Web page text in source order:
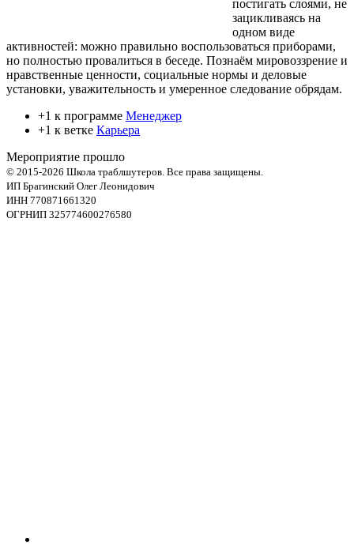
постигать слоями, не
зацикливаясь на
одном виде
активностей: можно правильно воспользоваться приборами,
но полностью провалиться в беседе. Познаём мировоззрение и
нравственные ценности, социальные нормы и деловые
установки, уважительность и умеренное следование обрядам.
+1 к программе Менеджер
+1 к ветке Карьера
Мероприятие прошло
© 2015-2026 Школа траблшутеров. Все права защищены.
ИП Брагинский Олег Леонидович
ИНН 770871661320
ОГРНИП 325774600276580